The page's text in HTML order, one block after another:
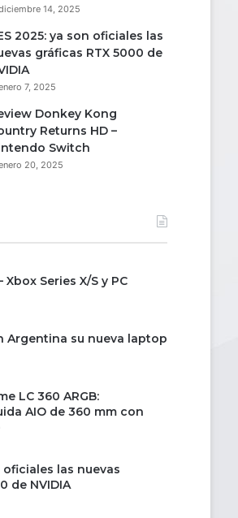
14, 2025
2025: ya son oficiales las
gráficas RTX 5000 de
7, 2025
Donkey Kong
Returns HD –
Switch
20, 2025
Series X/S y PC
Argentina su nueva laptop
LC 360 ARGB:
AIO de 360 mm con
oficiales las nuevas
de NVIDIA